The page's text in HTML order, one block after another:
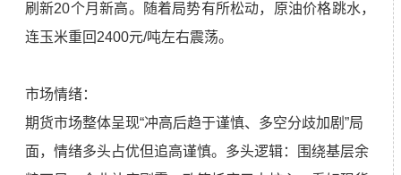
刷新20个月新高。随着局势有所松动，原油价格跳水，
连玉米重回2400元/吨左右震荡。
市场情绪：
期货市场整体呈现“冲高后趋于谨慎、多空分歧加剧”局
面，情绪多头占优但追高谨慎。多头逻辑：围绕基层余